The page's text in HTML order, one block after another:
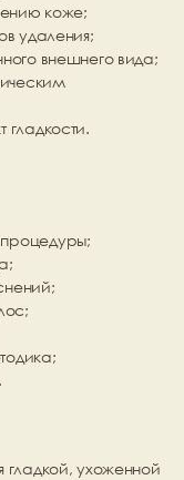
коже;
удаления;
внешнего вида;
гладкой, ухоженной